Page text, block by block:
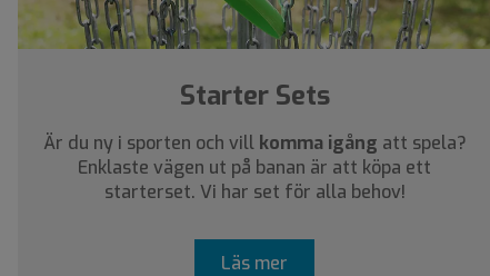
Starter Sets
Är du ny i sporten och vill komma igång att spela?
Enklaste vägen ut på banan är att köpa ett
starterset. Vi har set för alla behov!
Läs mer